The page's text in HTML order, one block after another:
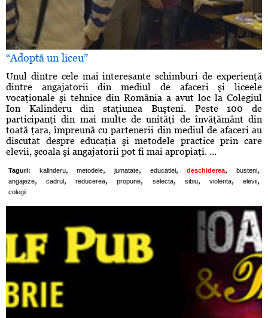
“Adoptă un liceu”
Unul dintre cele mai interesante schimburi de experienţă
dintre angajatorii din mediul de afaceri şi liceele
vocaţionale şi tehnice din România a avut loc la Colegiul
Ion Kalinderu din staţiunea Buşteni. Peste 100 de
participanţi din mai multe de unităţi de învăţământ din
toată ţara, împreună cu partenerii din mediul de afaceri au
discutat despre educaţia şi metodele practice prin care
elevii, şcoala şi angajatorii pot fi mai apropiaţi. ...
Taguri: kalinderu, metodele, jumatate, educatiei, deschiderea, busteni,
angajeze, cadrul, reducerea, propune, selecta, sibiu, violenta, elevii,
colegii